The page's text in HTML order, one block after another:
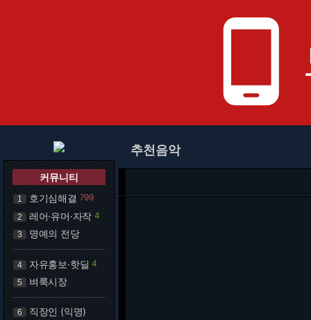
phone_android
커뮤니티
1 호기심해결 799
2 레어·유머·자작 4
3 명예의 전당
4 자유홍보·핫딜 4
5 벼룩시장
6 직장인 (익명)
추천음악